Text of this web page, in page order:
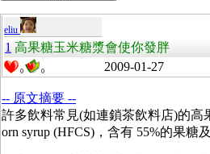
eliu
1 高果糖玉米糖漿會使你發胖
0 0 2009-01-27
-- 原文摘要 --
許多飲料常見(如連鎖茶飲料店)的高
orn syrup (HFCS)，含有 55%的果糖